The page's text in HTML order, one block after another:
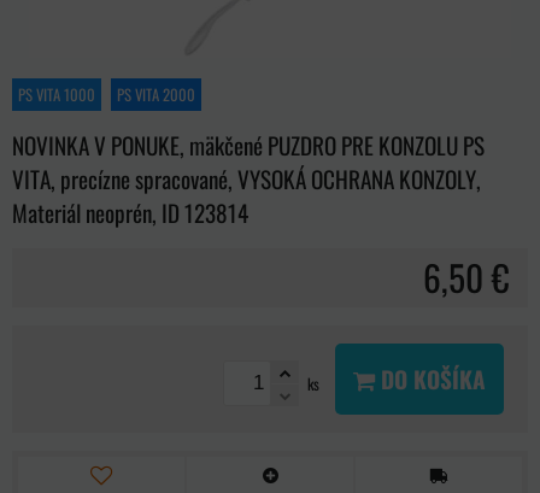
PS VITA 1000 PS VITA 2000
NOVINKA V PONUKE, mäkčené PUZDRO PRE KONZOLU PS
VITA, precízne spracované, VYSOKÁ OCHRANA KONZOLY,
Materiál neoprén, ID 123814
6,50 €
ks DO KOŠÍKA